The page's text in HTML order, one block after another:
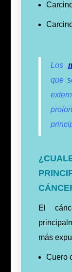
Los
que
El
más
Cuero